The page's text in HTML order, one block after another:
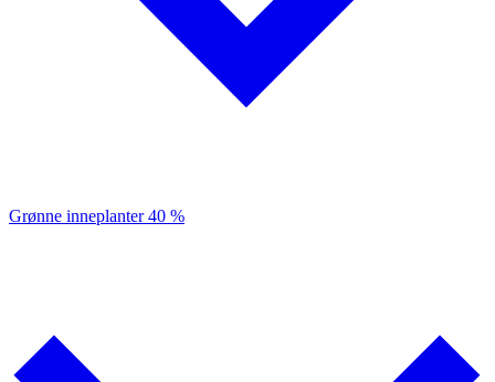
Grønne inneplanter40 %